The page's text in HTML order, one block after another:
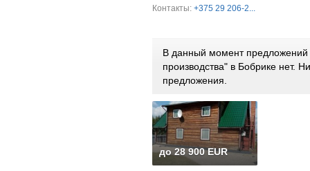
Контакты: +375 29 206-2...
В данный момент
производства" в Бобрике нет.
предложения.
до 28 900 EUR